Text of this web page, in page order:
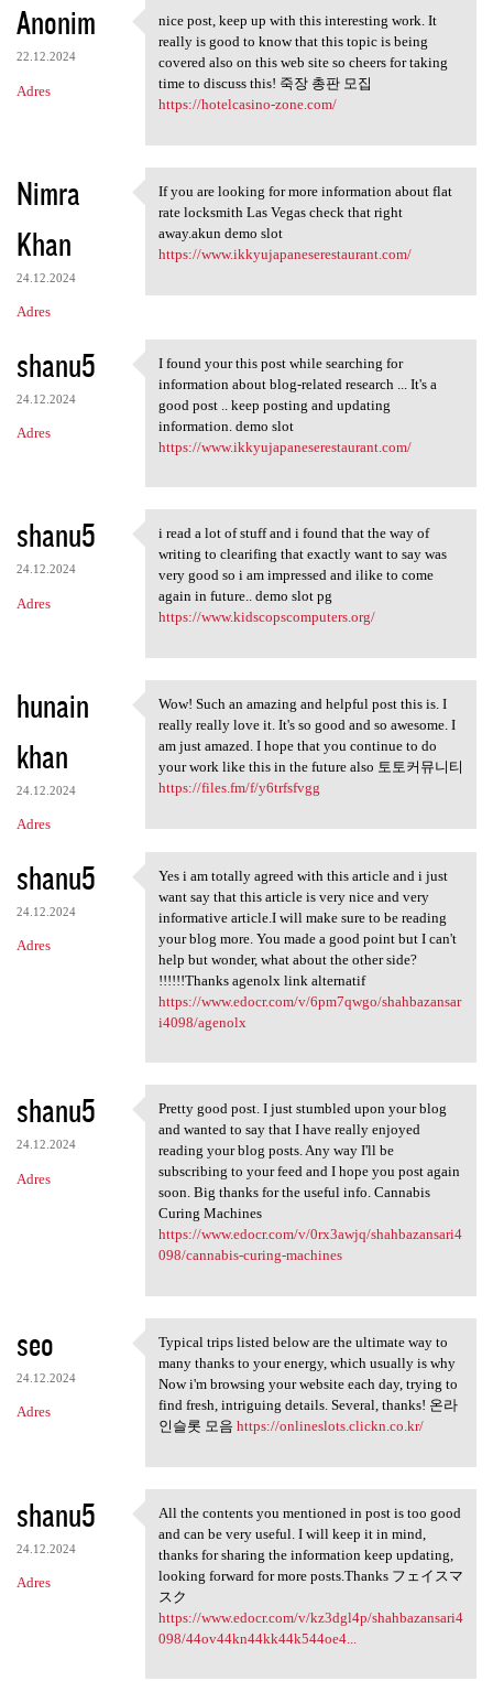
Anonim
22.12.2024
Adres
nice post, keep up with this
nice post, keep up with this interesting work. It
really is good to know that this topic is being
covered also on this web site so cheers for taking
time to discuss this! 죽장 총판 모집
https://hotelcasino-zone.com/
Nimra
Khan
24.12.2024
Adres
If you are looking for more
If you are looking for more information about flat
rate locksmith Las Vegas check that right
away.akun demo slot
https://www.ikkyujapaneserestaurant.com/
shanu5
24.12.2024
Adres
I found your this post while
I found your this post while searching for
information about blog-related research ... It's a
good post .. keep posting and updating
information. demo slot
https://www.ikkyujapaneserestaurant.com/
shanu5
24.12.2024
Adres
i read a lot of stuff and i
i read a lot of stuff and i found that the way of
writing to clearifing that exactly want to say was
very good so i am impressed and ilike to come
again in future.. demo slot pg
https://www.kidscopscomputers.org/
hunain
khan
24.12.2024
Adres
Wow! Such an amazing and
Wow! Such an amazing and helpful post this is. I
really really love it. It's so good and so awesome. I
am just amazed. I hope that you continue to do
your work like this in the future also 토토커뮤니티
https://files.fm/f/y6trfsfvgg
shanu5
24.12.2024
Adres
Yes i am totally agreed with
Yes i am totally agreed with this article and i just
want say that this article is very nice and very
informative article.I will make sure to be reading
your blog more. You made a good point but I can't
help but wonder, what about the other side?
!!!!!!Thanks agenolx link alternatif
https://www.edocr.com/v/6pm7qwgo/shahbazansar
i4098/agenolx
shanu5
24.12.2024
Adres
Pretty good post. I just
Pretty good post. I just stumbled upon your blog
and wanted to say that I have really enjoyed
reading your blog posts. Any way I'll be
subscribing to your feed and I hope you post again
soon. Big thanks for the useful info. Cannabis
Curing Machines
https://www.edocr.com/v/0rx3awjq/shahbazansari4
098/cannabis-curing-machines
seo
24.12.2024
Adres
Typical trips listed below
Typical trips listed below are the ultimate way to
many thanks to your energy, which usually is why
Now i'm browsing your website each day, trying to
find fresh, intriguing details. Several, thanks! 온라
인슬롯 모음 https://onlineslots.clickn.co.kr/
shanu5
24.12.2024
Adres
All the contents you
All the contents you mentioned in post is too good
and can be very useful. I will keep it in mind,
thanks for sharing the information keep updating,
looking forward for more posts.Thanks フェイスマ
スク
https://www.edocr.com/v/kz3dgl4p/shahbazansari4
098/44ov44kn44kk44k544oe4...